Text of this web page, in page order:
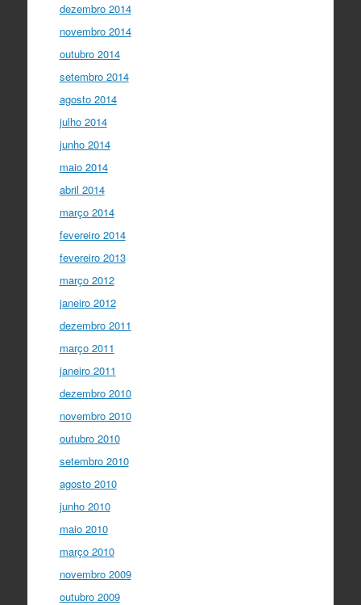
dezembro 2014
novembro 2014
outubro 2014
setembro 2014
agosto 2014
julho 2014
junho 2014
maio 2014
abril 2014
março 2014
fevereiro 2014
fevereiro 2013
março 2012
janeiro 2012
dezembro 2011
março 2011
janeiro 2011
dezembro 2010
novembro 2010
outubro 2010
setembro 2010
agosto 2010
junho 2010
maio 2010
março 2010
novembro 2009
outubro 2009